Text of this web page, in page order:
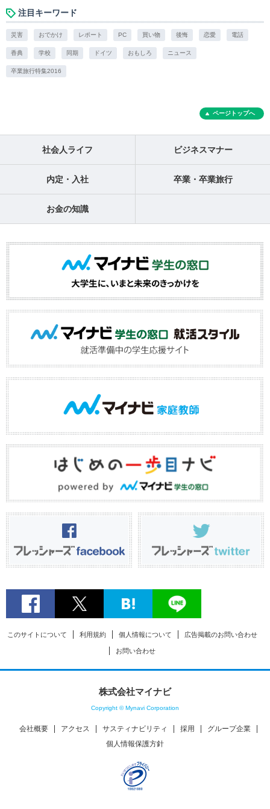
注目キーワード
災害 おでかけ レポート PC 買い物 後悔 恋愛 電話
香典 学校 同期 ドイツ おもしろ ニュース
卒業旅行特集2016
ページトップへ
社会人ライフ ビジネスマナー
内定・入社 卒業・卒業旅行
お金の知識
このサイトについて 利用規約 個人情報について 広告掲載のお問い合わせ
お問い合わせ
株式会社マイナビ
Copyright © Mynavi Corporation
会社概要 アクセス サスティナビリティ 採用
グループ企業
個人情報保護方針